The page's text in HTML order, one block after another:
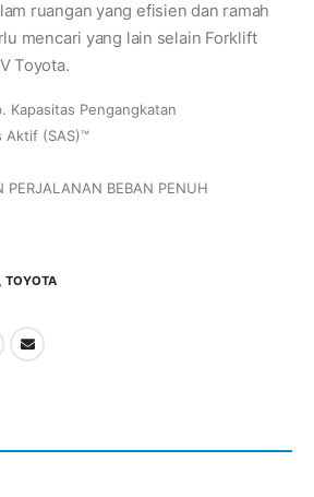
ruangan yang efisien dan ramah
mencari yang lain selain Forklift
Toyota.
Kapasitas Pengangkatan
Aktif (SAS)™
PERJALANAN BEBAN PENUH
TOYOTA